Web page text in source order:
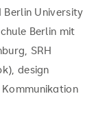
University
Berlin mit
SRH
design